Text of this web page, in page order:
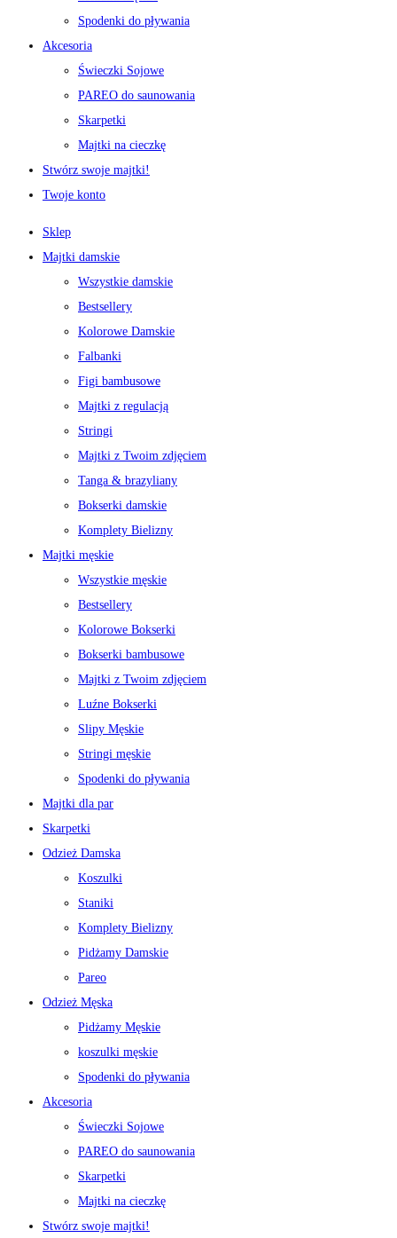
Spodenki do pływania
Akcesoria
Świeczki Sojowe
PAREO do saunowania
Skarpetki
Majtki na cieczkę
Stwórz swoje majtki!
Twoje konto
Sklep
Majtki damskie
Wszystkie damskie
Bestsellery
Kolorowe Damskie
Falbanki
Figi bambusowe
Majtki z regulacją
Stringi
Majtki z Twoim zdjęciem
Tanga & brazyliany
Bokserki damskie
Komplety Bielizny
Majtki męskie
Wszystkie męskie
Bestsellery
Kolorowe Bokserki
Bokserki bambusowe
Majtki z Twoim zdjęciem
Luźne Bokserki
Slipy Męskie
Stringi męskie
Spodenki do pływania
Majtki dla par
Skarpetki
Odzież Damska
Koszulki
Staniki
Komplety Bielizny
Pidżamy Damskie
Pareo
Odzież Męska
Pidżamy Męskie
koszulki męskie
Spodenki do pływania
Akcesoria
Świeczki Sojowe
PAREO do saunowania
Skarpetki
Majtki na cieczkę
Stwórz swoje majtki!